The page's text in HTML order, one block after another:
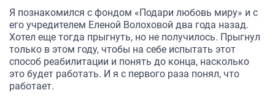
Я познакомился с фондом «Подари любовь миру» и с
его учредителем Еленой Волоховой два года назад.
Хотел еще тогда прыгнуть, но не получилось. Прыгнул
только в этом году, чтобы на себе испытать этот
способ реабилитации и понять до конца, насколько
это будет работать. И я с первого раза понял, что
работает.